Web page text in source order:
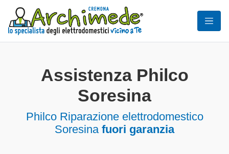
Assistenza Philco
Soresina
Philco Riparazione elettrodomestico
Soresina fuori garanzia